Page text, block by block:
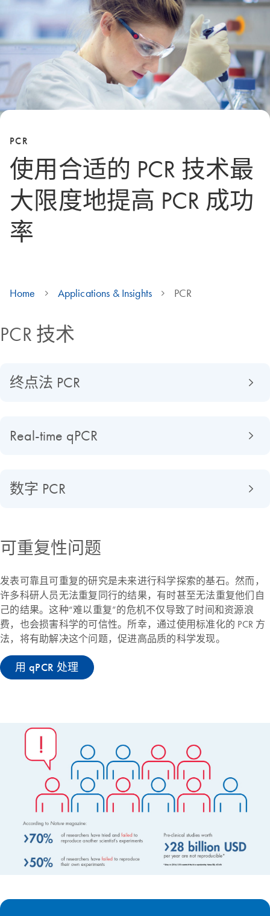
PCR
使用合适的 PCR 技术最
大限度地提高 PCR 成功
率
Home Applications & Insights PCR
PCR 技术
终点法 PCR
Real-time qPCR
数字 PCR
可重复性问题
发表可靠且可重复的研究是未来进行科学探索的基石。然而，
许多科研人员无法重复同行的结果，有时甚至无法重复他们自
己的结果。这种“难以重复”的危机不仅导致了时间和资源浪
费，也会损害科学的可信性。所幸，通过使用标准化的 PCR 方
法，将有助解决这个问题，促进高品质的科学发现。
用 qPCR 处理